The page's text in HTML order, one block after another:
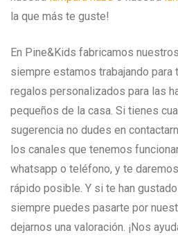
la que más te guste!
En Pine&Kids fabricamos
siempre estamos trabajando para
regalos personalizados para las
pequeños de la casa. Si tienes
sugerencia no dudes en
los canales que tenemos
whatsapp o teléfono, y te
rápido posible. Y si te han
siempre puedes pasarte por
dejarnos una valoración. ¡Nos